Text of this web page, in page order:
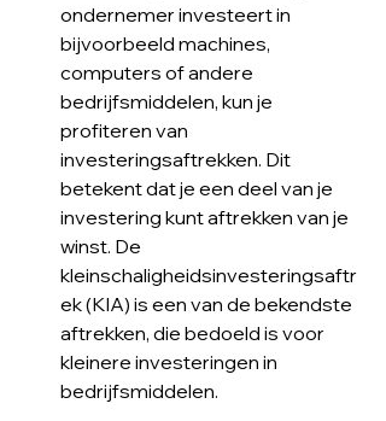
ondernemer investeert in
bijvoorbeeld machines,
computers of andere
bedrijfsmiddelen, kun je
profiteren van
investeringsaftrekken. Dit
betekent dat je een deel van je
investering kunt aftrekken van je
winst. De
kleinschaligheidsinvesteringsaftr
ek (KIA) is een van de bekendste
aftrekken, die bedoeld is voor
kleinere investeringen in
bedrijfsmiddelen.